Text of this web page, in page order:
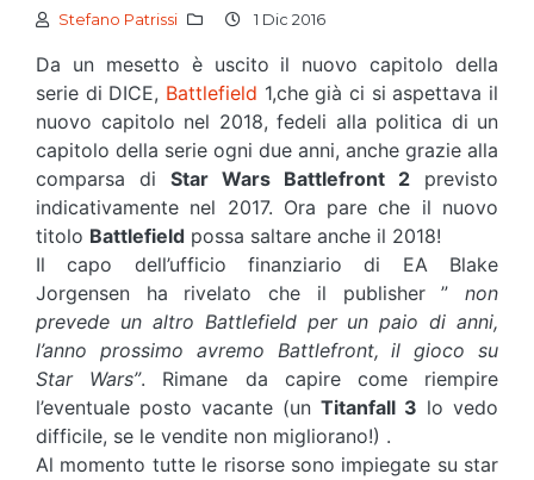
Stefano Patrissi 1 Dic 2016
Da un mesetto è uscito il nuovo capitolo della
serie di DICE, Battlefield 1,che già ci si aspettava il
nuovo capitolo nel 2018, fedeli alla politica di un
capitolo della serie ogni due anni, anche grazie alla
comparsa di Star Wars Battlefront 2 previsto
indicativamente nel 2017. Ora pare che il nuovo
titolo Battlefield possa saltare anche il 2018!
Il capo dell’ufficio finanziario di EA Blake
Jorgensen ha rivelato che il publisher ” non
prevede un altro Battlefield per un paio di anni,
l’anno prossimo avremo Battlefront, il gioco su
Star Wars”. Rimane da capire come riempire
l’eventuale posto vacante (un Titanfall 3 lo vedo
difficile, se le vendite non migliorano!) .
Al momento tutte le risorse sono impiegate su star